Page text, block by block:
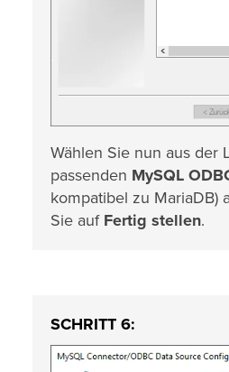
Wählen Sie nun aus der
passenden MySQL
kompatibel zu MariaDB)
Sie auf Fertig stellen.
SCHRITT 6: